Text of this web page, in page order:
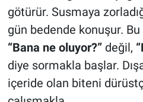
götürür. Susmaya
gün bedende konuşur.
“Bana ne oluyor?” değil,
diye sormakla başlar.
içeride olan biteni